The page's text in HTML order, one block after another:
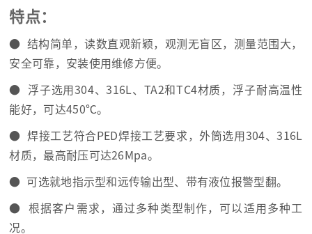
特点：
● 结构简单，读数直观新颖，观测无盲区，测量范围大，
安全可靠，安装使用维修方便。
● 浮子选用304、316L、TA2和TC4材质，浮子耐高温性
能好，可达450℃。
● 焊接工艺符合PED焊接工艺要求，外筒选用304、316L
材质，最高耐压可达26Mpa。
● 可选就地指示型和远传输出型、带有液位报警型翻。
● 根据客户需求，通过多种类型制作，可以适用多种工
况。